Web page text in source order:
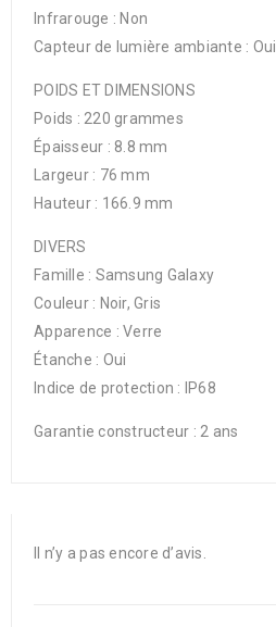
Infrarouge : Non
Capteur de lumière ambiante : Oui
POIDS ET DIMENSIONS
Poids : 220 grammes
Épaisseur : 8.8 mm
Largeur : 76 mm
Hauteur : 166.9 mm
DIVERS
Famille : Samsung Galaxy
Couleur : Noir, Gris
Apparence : Verre
Étanche : Oui
Indice de protection : IP68
Garantie constructeur : 2 ans
Il n’y a pas encore d’avis.